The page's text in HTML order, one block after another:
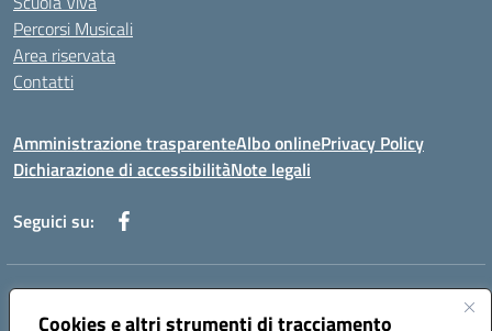
Cookies e altri strumenti di tracciamento
Percorsi Musicali
Area riservata
Contatti
Amministrazione trasparenteAlbo onlinePrivacy Policy
Dichiarazione di accessibilitàNote legali
Seguici su:
Indirizzo:
Centralino:089868360 Email:saic857007@istruzione.it